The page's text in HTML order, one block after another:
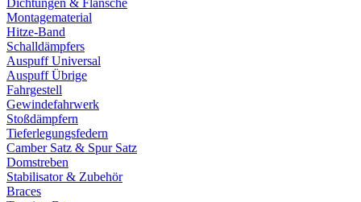
Dichtungen & Flansche
Montagematerial
Hitze-Band
Schalldämpfers
Auspuff Universal
Auspuff Übrige
Fahrgestell
Gewindefahrwerk
Stoßdämpfern
Tieferlegungsfedern
Camber Satz & Spur Satz
Domstreben
Stabilisator & Zubehör
Braces